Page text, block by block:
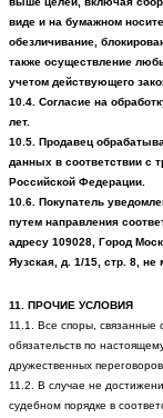
виде и на бумажном
обезличивание,
также осуществление
учетом действующего
10.4. Согласие на
лет.
10.5. Продавец
данных в соответствии с
Российской Федерации.
10.6. Покупатель
путем направления
адресу 109028, Город
Яузская, д. 1/15, стр. 8 ,
11. ПРОЧИЕ УСЛОВИЯ
11.1. Все споры,
обязательств по
дружественных переговоров.
11.2. В случае не
судебном порядке в